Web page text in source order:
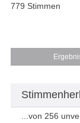
779 Stimmen
...von 256